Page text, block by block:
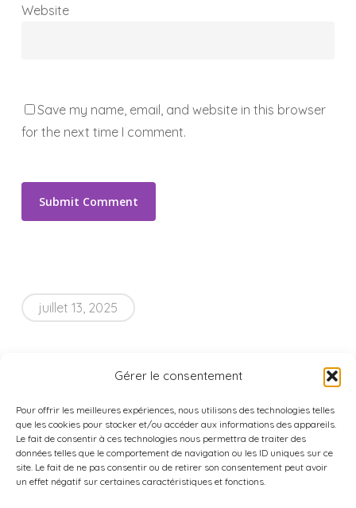
Gérer le consentement
Pour offrir les meilleures expériences, nous utilisons des technologies telles
que les cookies pour stocker et/ou accéder aux informations des appareils.
Le fait de consentir à ces technologies nous permettra de traiter des
données telles que le comportement de navigation ou les ID uniques sur ce
site. Le fait de ne pas consentir ou de retirer son consentement peut avoir
un effet négatif sur certaines caractéristiques et fonctions.
Website
Save my name, email, and website in this browser
for the next time I comment.
juillet 13, 2025